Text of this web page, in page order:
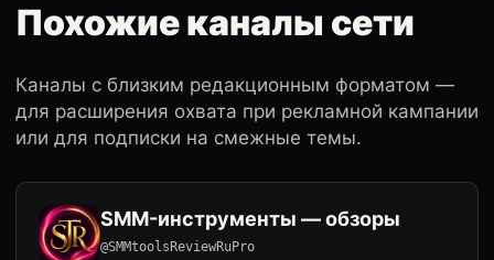
Похожие каналы сети
Каналы с близким редакционным форматом —
для расширения охвата при рекламной кампании
или для подписки на смежные темы.
SMM-инструменты — обзоры
@SMMtoolsReviewRuPro